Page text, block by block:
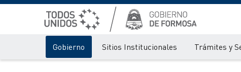
Gobierno Sitios Institucionales Trámites y